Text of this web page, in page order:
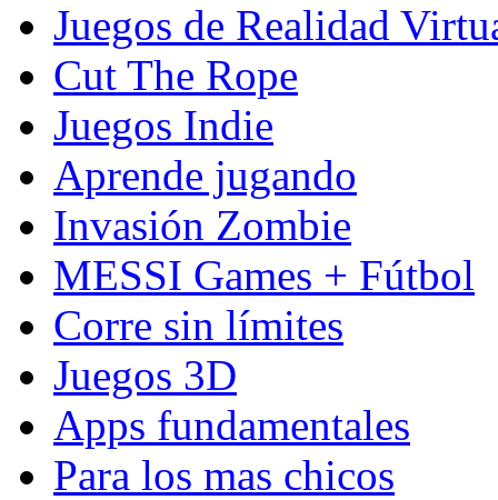
Juegos de Realidad
Cut The Rope
Juegos Indie
Aprende jugando
Invasión Zombie
MESSI Games + Fútbol
Corre sin límites
Juegos 3D
Apps fundamentales
Para los mas chicos